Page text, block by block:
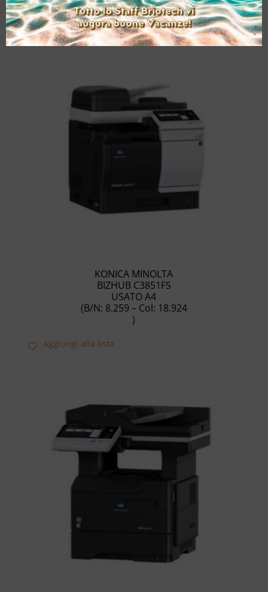
Aggiungi alla lista
KONICA MINOLTA
BIZHUB C3851FS
USATO A4
(B/N: 8.259 – Col: 18.924
)
Aggiungi alla lista